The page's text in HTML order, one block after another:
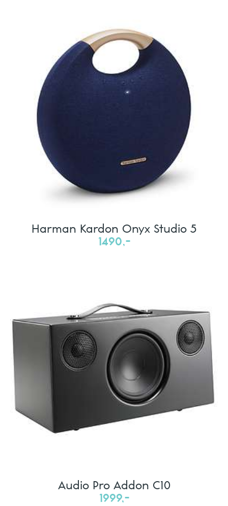
Harman Kardon Onyx Studio 5
1490,-
Audio Pro Addon C10
1999,-